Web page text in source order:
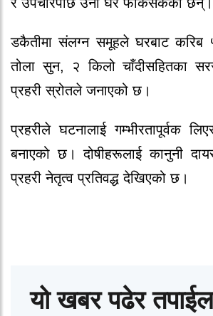
डकैतीमा संलग्न समूहले घरबाट
तोला सुन, २ किलो चाँदीसहितका
प्रहरी स्रोतले जनाएको छ।
प्रहरीले घटनालाई गम्भीरतापूर्वक
बनाएको छ। दोषीहरूलाई कानुनी
प्रहरी नेतृत्व प्रतिवद्ध देखिएको छ।
यो खबर पढेर